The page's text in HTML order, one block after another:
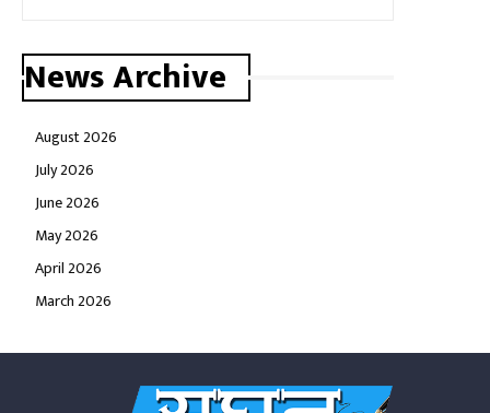
News Archive
August 2026
July 2026
June 2026
May 2026
April 2026
March 2026